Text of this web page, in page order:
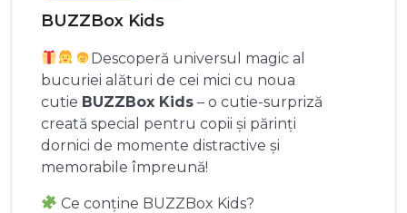
BUZZBox Kids
Descoperă universul magic al
bucuriei alături de cei mici cu noua
cutie BUZZBox Kids – o cutie-surpriză
creată special pentru copii și părinți
dornici de momente distractive și
memorabile împreună!
Ce conține BUZZBox Kids?